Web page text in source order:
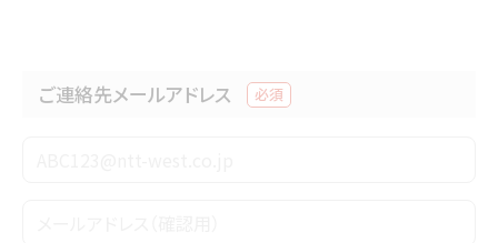
ご連絡先メールアドレス 必須